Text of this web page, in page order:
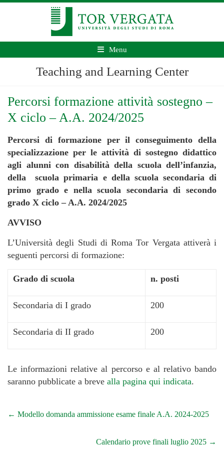
Menu
Teaching and Learning Center
Percorsi formazione attività sostegno –
X ciclo – A.A. 2024/2025
Percorsi di formazione per il conseguimento della
specializzazione per le attività di sostegno didattico
agli alunni con disabilità della scuola dell’infanzia,
della scuola primaria e della scuola secondaria di
primo grado e nella scuola secondaria di secondo
grado X ciclo – A.A. 2024/2025
AVVISO
L’Università degli Studi di Roma Tor Vergata attiverà i
seguenti percorsi di formazione:
Grado di scuola n. posti
Secondaria di I grado 200
Secondaria di II grado 200
Le informazioni relative al percorso e al relativo bando
saranno pubblicate a breve alla pagina qui indicata.
← Modello domanda ammissione esame finale A.A. 2024-2025
Calendario prove finali luglio 2025 →